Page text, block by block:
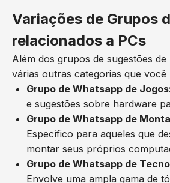
Variações de Grupos
relacionados a PCs
Além dos grupos de sugestões de
várias outras categorias que
Grupo de Whatsapp de
e sugestões sobre hardware
Grupo de Whatsapp de
Específico para aqueles que
montar seus próprios
Grupo de Whatsapp de
Envolve uma ampla gama de